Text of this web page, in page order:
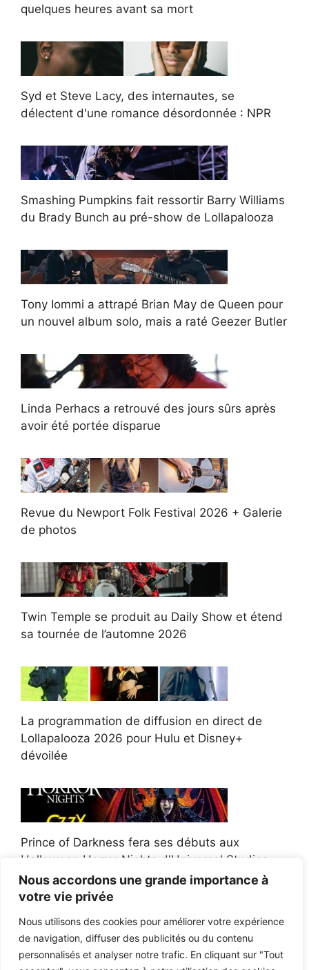
Nous accordons une grande importance à
votre vie privée
Nous utilisons des cookies pour améliorer votre expérience
de navigation, diffuser des publicités ou du contenu
personnalisés et analyser notre trafic. En cliquant sur "Tout
quelques heures avant sa mort
Syd et Steve Lacy, des internautes, se
délectent d'une romance désordonnée : NPR
Smashing Pumpkins fait ressortir Barry Williams
du Brady Bunch au pré-show de Lollapalooza
Tony Iommi a attrapé Brian May de Queen pour
un nouvel album solo, mais a raté Geezer Butler
Linda Perhacs a retrouvé des jours sûrs après
avoir été portée disparue
Revue du Newport Folk Festival 2026 + Galerie
de photos
Twin Temple se produit au Daily Show et étend
sa tournée de l’automne 2026
La programmation de diffusion en direct de
Lollapalooza 2026 pour Hulu et Disney+
dévoilée
Prince of Darkness fera ses débuts aux
Halloween Horror Nights d'Universal Studios
Afroman poursuit un policier de l'Ohio après la
victoire du jury en diffamation